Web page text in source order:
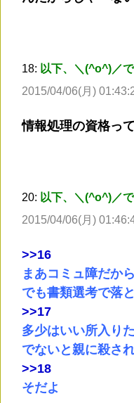
18: 以下、＼(^o^)／
2015/04/06(月)
情報処理の資格っ
20: 以下、＼(^o^)／
2015/04/06(月)
>>16
まあコミュ障だか
でも書類選考で落
>>17
多少はいい所入り
でないと親に殺さ
>>18
そだよ